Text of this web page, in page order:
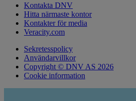
Kontakta DNV
Hitta närmaste kontor
Kontakter för media
Veracity.com
Sekretesspolicy
Användarvillkor
Copyright © DNV AS 2026
Cookie information